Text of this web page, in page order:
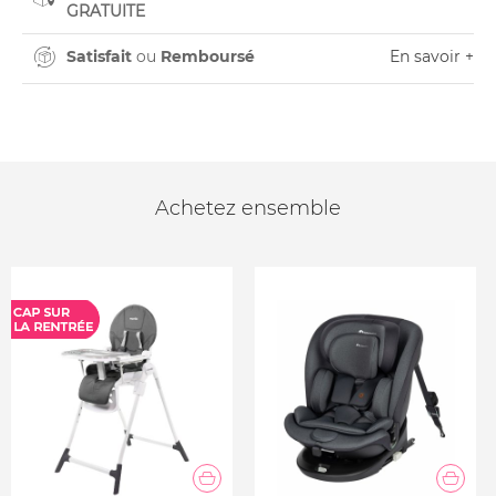
GRATUITE
Satisfait ou Remboursé En savoir +
Achetez ensemble